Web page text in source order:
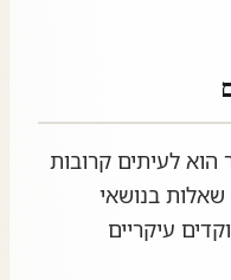
הוא לעיתים קרובות
בנושאי
עיקריים